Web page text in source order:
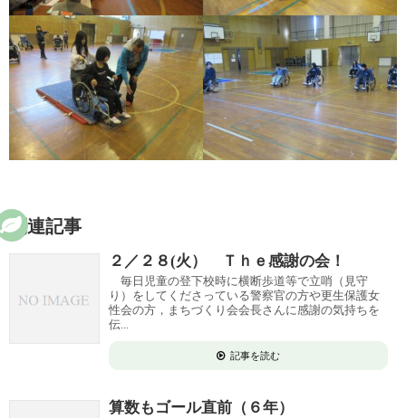
関連記事
２／２８(火） Ｔｈｅ感謝の会！
毎日児童の登下校時に横断歩道等で立哨（見守
り）をしてくださっている警察官の方や更生保護女
性会の方，まちづくり会会長さんに感謝の気持ちを
伝...
記事を読む
算数もゴール直前（６年）